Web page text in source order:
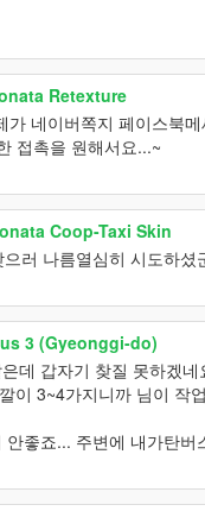
Retexture
가 네이버쪽지 페이스북
접촉을 원해서요...~
Coop-Taxi Skin
러 나름열심히 시도하
3 (Gyeonggi-do)
데 갑자기 찾질 못하겠네
이 3~4가지니까 님이 작
좋죠... 주변에 내가탄